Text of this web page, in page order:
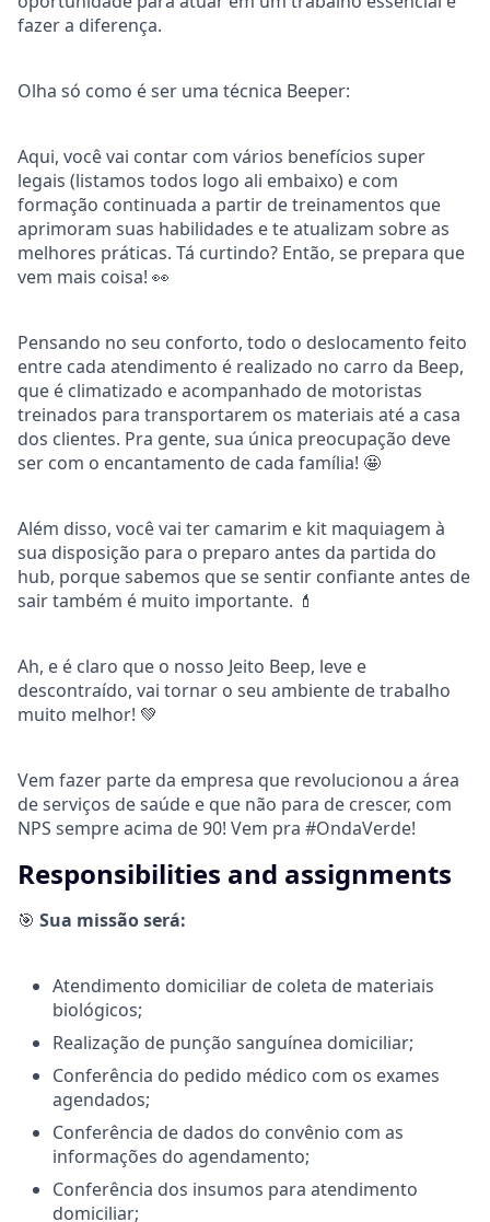
fazer a diferença.
Olha só como é ser uma técnica Beeper:
Aqui, você vai contar com vários benefícios super
legais (listamos todos logo ali embaixo) e com
formação continuada a partir de treinamentos que
aprimoram suas habilidades e te atualizam sobre as
melhores práticas. Tá curtindo? Então, se prepara que
vem mais coisa! 👀
Pensando no seu conforto, todo o deslocamento feito
entre cada atendimento é realizado no carro da Beep,
que é climatizado e acompanhado de motoristas
treinados para transportarem os materiais até a casa
dos clientes. Pra gente, sua única preocupação deve
ser com o encantamento de cada família! 🤩
Além disso, você vai ter camarim e kit maquiagem à
sua disposição para o preparo antes da partida do
hub, porque sabemos que se sentir confiante antes de
sair também é muito importante. 💄
Ah, e é claro que o nosso Jeito Beep, leve e
descontraído, vai tornar o seu ambiente de trabalho
muito melhor! 💚
Vem fazer parte da empresa que revolucionou a área
de serviços de saúde e que não para de crescer, com
NPS sempre acima de 90! Vem pra #OndaVerde!
Responsibilities and assignments
🎯 Sua missão será:
Atendimento domiciliar de coleta de materiais
biológicos;
Realização de punção sanguínea domiciliar;
Conferência do pedido médico com os exames
agendados;
Conferência de dados do convênio com as
informações do agendamento;
Conferência dos insumos para atendimento
domiciliar;